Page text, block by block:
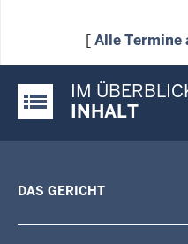
[Alle Termine
Justiz-Portal im
IM
INHALT
DAS GERICHT